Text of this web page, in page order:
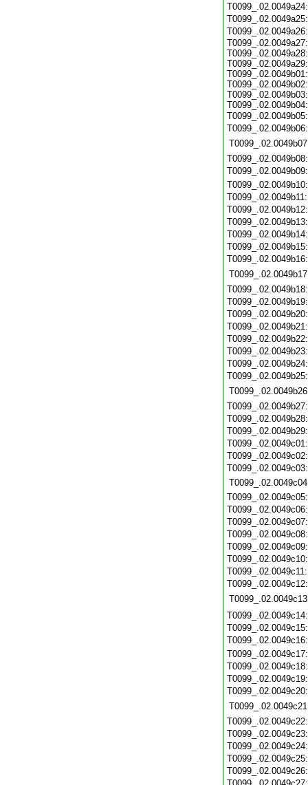
T0099_.02.0049a27:
T0099_.02.0049a28:
T0099_.02.0049a29:
T0099_.02.0049b01:
T0099_.02.0049b02:
T0099_.02.0049b03:
T0099_.02.0049b04: